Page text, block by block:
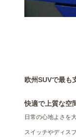
欧州SUVで最
快適で上質な空
日常の心地よさを
スイッチやディス